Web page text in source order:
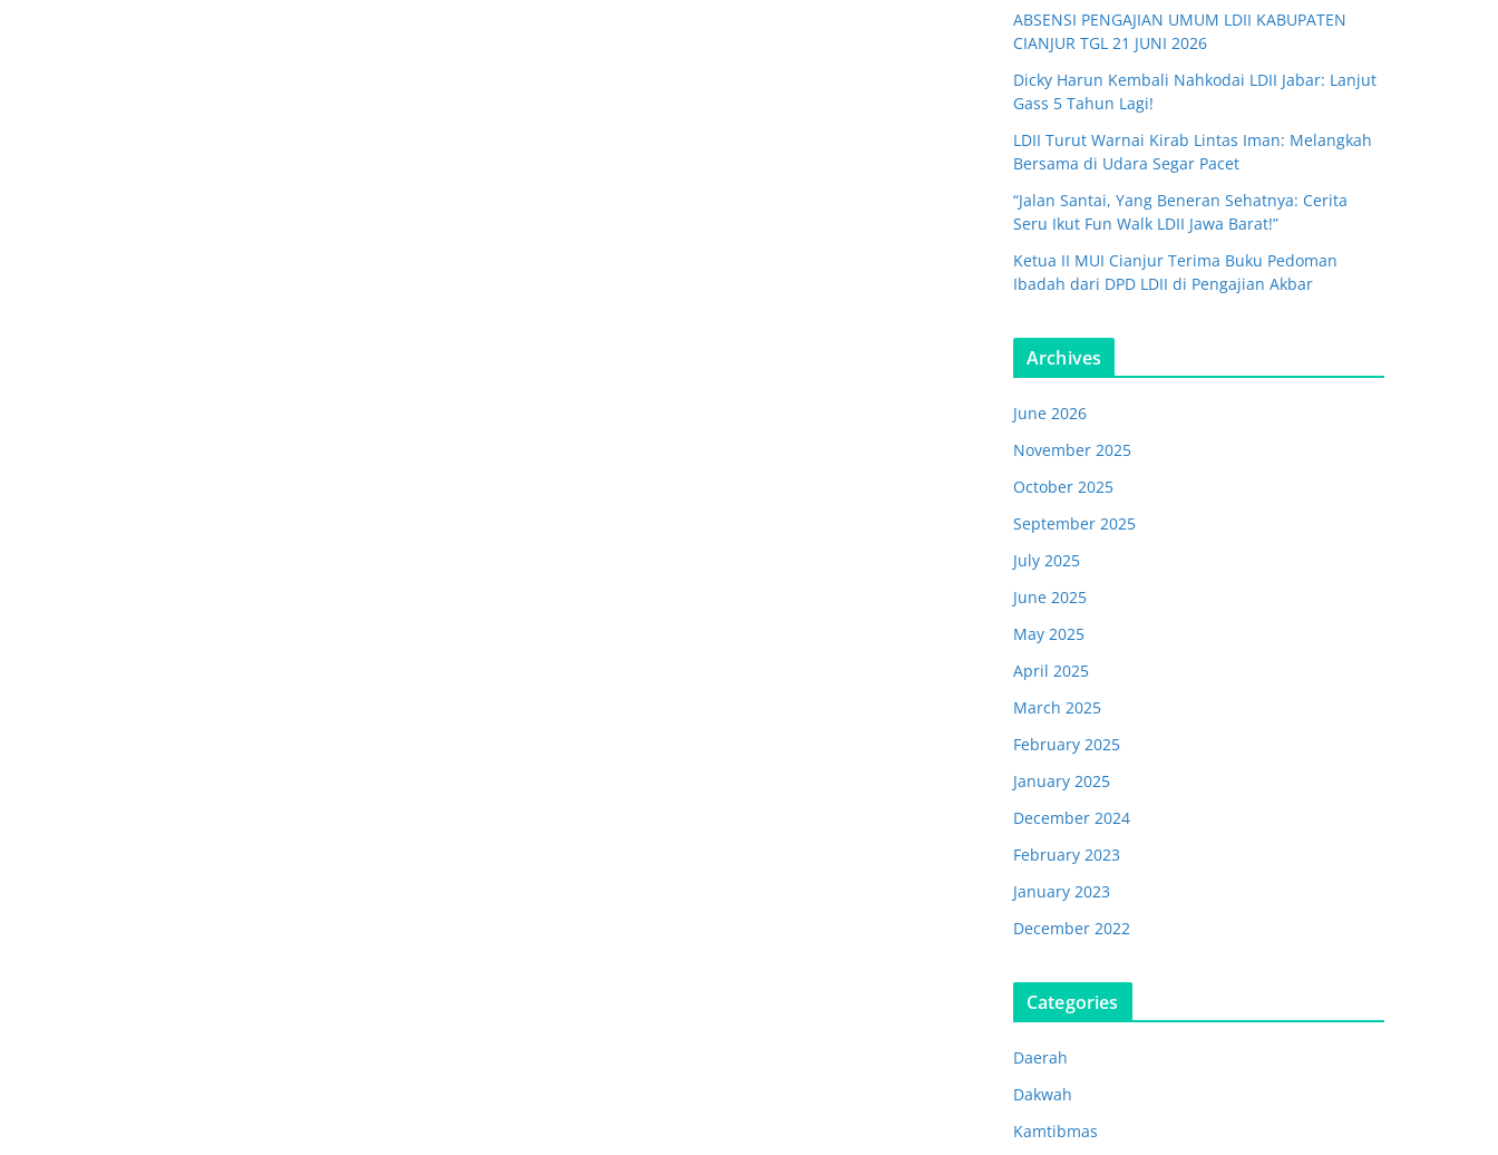
ABSENSI PENGAJIAN UMUM LDII KABUPATEN
CIANJUR TGL 21 JUNI 2026
Dicky Harun Kembali Nahkodai LDII Jabar: Lanjut
Gass 5 Tahun Lagi!
LDII Turut Warnai Kirab Lintas Iman: Melangkah
Bersama di Udara Segar Pacet
“Jalan Santai, Yang Beneran Sehatnya: Cerita
Seru Ikut Fun Walk LDII Jawa Barat!”
Ketua II MUI Cianjur Terima Buku Pedoman
Ibadah dari DPD LDII di Pengajian Akbar
Archives
June 2026
November 2025
October 2025
September 2025
July 2025
June 2025
May 2025
April 2025
March 2025
February 2025
January 2025
December 2024
February 2023
January 2023
December 2022
Categories
Daerah
Dakwah
Kamtibmas